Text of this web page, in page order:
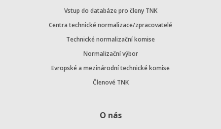
Vstup do databáze pro členy TNK
Centra technické normalizace/zpracovatelé
Technické normalizační komise
Normalizační výbor
Evropské a mezinárodní technické komise
Členové TNK
O nás